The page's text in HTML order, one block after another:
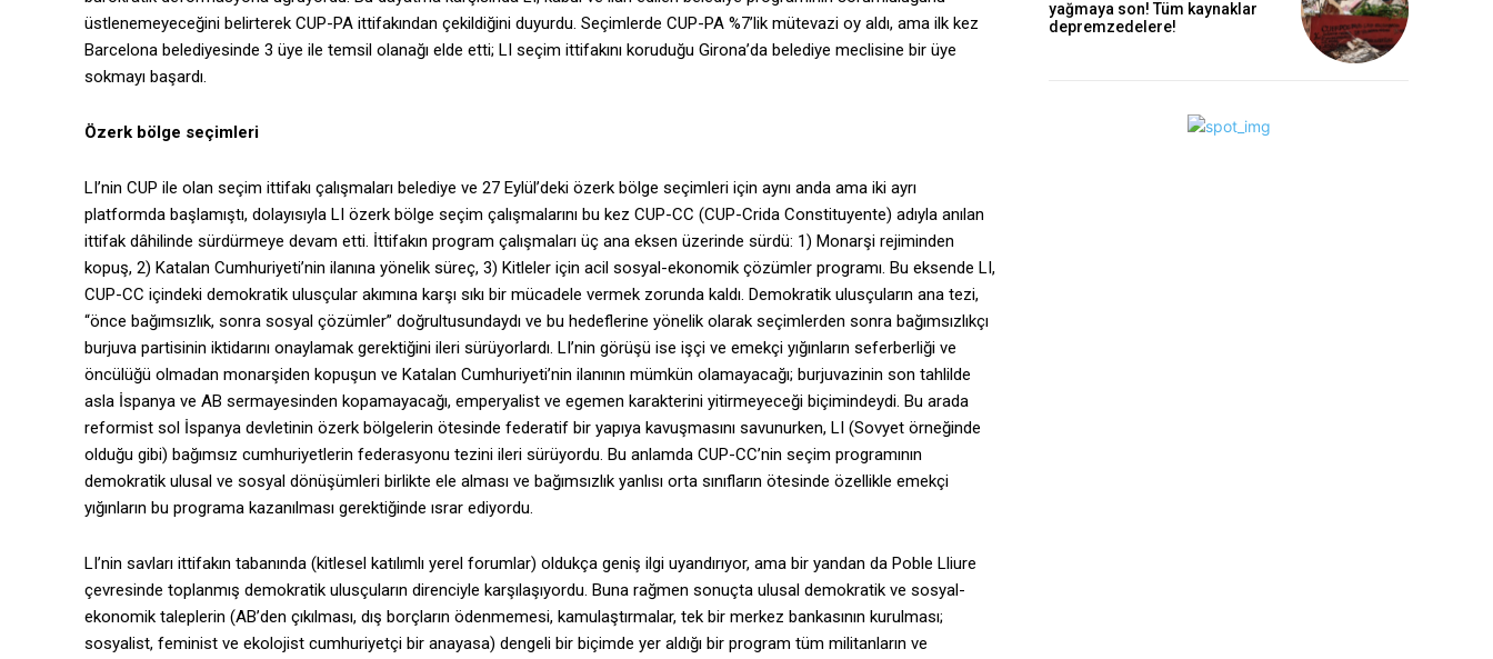
üstlenemeyeceğini belirterek CUP-PA ittifakından çekildiğini duyurdu. Seçimlerde CUP-PA %7’lik mütevazi oy aldı, ama ilk kez
Barcelona belediyesinde 3 üye ile temsil olanağı elde etti; LI seçim ittifakını koruduğu Girona’da belediye meclisine bir üye
sokmayı başardı.
Özerk bölge seçimleri
LI’nin CUP ile olan seçim ittifakı çalışmaları belediye ve 27 Eylül’deki özerk bölge seçimleri için aynı anda ama iki ayrı
platformda başlamıştı, dolayısıyla LI özerk bölge seçim çalışmalarını bu kez CUP-CC (CUP-Crida Constituyente) adıyla anılan
ittifak dâhilinde sürdürmeye devam etti. İttifakın program çalışmaları üç ana eksen üzerinde sürdü: 1) Monarşi rejiminden
kopuş, 2) Katalan Cumhuriyeti’nin ilanına yönelik süreç, 3) Kitleler için acil sosyal-ekonomik çözümler programı. Bu eksende LI,
CUP-CC içindeki demokratik ulusçular akımına karşı sıkı bir mücadele vermek zorunda kaldı. Demokratik ulusçuların ana tezi,
“önce bağımsızlık, sonra sosyal çözümler” doğrultusundaydı ve bu hedeflerine yönelik olarak seçimlerden sonra bağımsızlıkçı
burjuva partisinin iktidarını onaylamak gerektiğini ileri sürüyorlardı. LI’nin görüşü ise işçi ve emekçi yığınların seferberliği ve
öncülüğü olmadan monarşiden kopuşun ve Katalan Cumhuriyeti’nin ilanının mümkün olamayacağı; burjuvazinin son tahlilde
asla İspanya ve AB sermayesinden kopamayacağı, emperyalist ve egemen karakterini yitirmeyeceği biçimindeydi. Bu arada
reformist sol İspanya devletinin özerk bölgelerin ötesinde federatif bir yapıya kavuşmasını savunurken, LI (Sovyet örneğinde
olduğu gibi) bağımsız cumhuriyetlerin federasyonu tezini ileri sürüyordu. Bu anlamda CUP-CC’nin seçim programının
demokratik ulusal ve sosyal dönüşümleri birlikte ele alması ve bağımsızlık yanlısı orta sınıfların ötesinde özellikle emekçi
yığınların bu programa kazanılması gerektiğinde ısrar ediyordu.
LI’nin savları ittifakın tabanında (kitlesel katılımlı yerel forumlar) oldukça geniş ilgi uyandırıyor, ama bir yandan da Poble Lliure
çevresinde toplanmış demokratik ulusçuların direnciyle karşılaşıyordu. Buna rağmen sonuçta ulusal demokratik ve sosyal-
ekonomik taleplerin (AB’den çıkılması, dış borçların ödenmemesi, kamulaştırmalar, tek bir merkez bankasının kurulması;
sosyalist, feminist ve ekolojist cumhuriyetçi bir anayasa) dengeli bir biçimde yer aldığı bir program tüm militanların ve
yağmaya son! Tüm kaynaklar
depremzedelere!